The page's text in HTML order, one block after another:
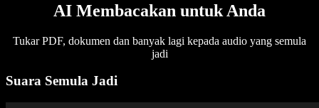
AI Membacakan untuk Anda
Tukar PDF, dokumen dan banyak lagi kepada audio yang semula
jadi
Suara Semula Jadi